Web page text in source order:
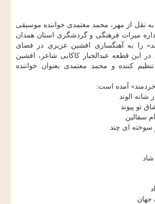
نقل از مهر، محمد معتمدی خواننده موسیقی
میراث فرهنگی و گردشگری استان همدان
را به آهنگسازی افشین عزیزی در فضای
این قطعه عبدالجبار كاكایی شاعر، افشین
كننده و محمد معتمدی بعنوان خواننده
آمده است:
شانه الوند
تو پیوند
سفالین
سوخته ای چند
جهان